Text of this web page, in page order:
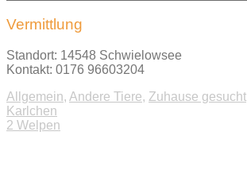
Vermittlung
Standort: 14548 Schwielowsee
Kontakt: 0176 96603204
Allgemein, Andere Tiere, Zuhause gesucht
Beitragsnavigation
Karlchen
2 Welpen